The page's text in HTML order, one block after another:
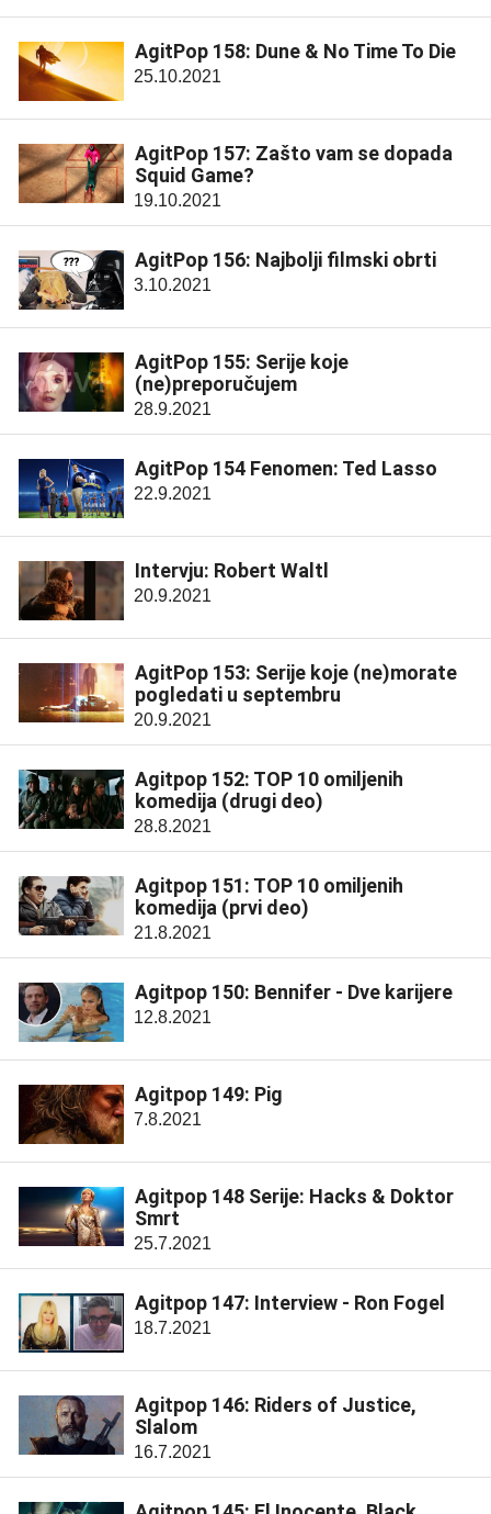
AgitPop 158: Dune & No Time To Die
25.10.2021
AgitPop 157: Zašto vam se dopada
Squid Game?
19.10.2021
AgitPop 156: Najbolji filmski obrti
3.10.2021
AgitPop 155: Serije koje
(ne)preporučujem
28.9.2021
AgitPop 154 Fenomen: Ted Lasso
22.9.2021
Intervju: Robert Waltl
20.9.2021
AgitPop 153: Serije koje (ne)morate
pogledati u septembru
20.9.2021
Agitpop 152: TOP 10 omiljenih
komedija (drugi deo)
28.8.2021
Agitpop 151: TOP 10 omiljenih
komedija (prvi deo)
21.8.2021
Agitpop 150: Bennifer - Dve karijere
12.8.2021
Agitpop 149: Pig
7.8.2021
Agitpop 148 Serije: Hacks & Doktor
Smrt
25.7.2021
Agitpop 147: Interview - Ron Fogel
18.7.2021
Agitpop 146: Riders of Justice,
Slalom
16.7.2021